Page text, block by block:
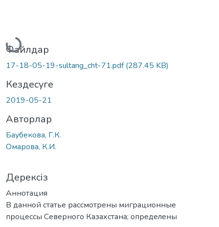
Жүктеу...
Файлдар
17-18-05-19-sultang_cht-71.pdf(287.45 KB)
Кездесуге
2019-05-21
Авторлар
Баубекова, Г.К.
Омарова, К.И.
Дерексіз
Аннотация
В данной статье рассмотрены миграционные
процессы Северного Казахстана; определены